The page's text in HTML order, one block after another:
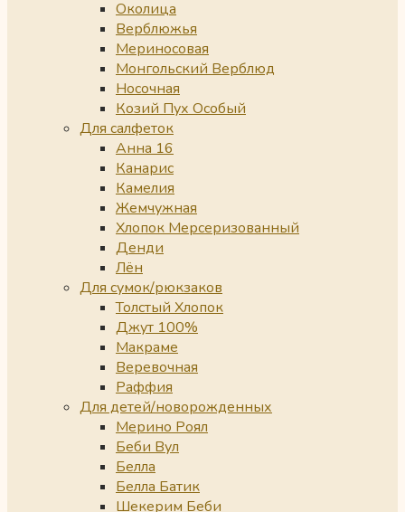
Околица
Верблюжья
Мериносовая
Монгольский Верблюд
Носочная
Козий Пух Особый
Для салфеток
Анна 16
Канарис
Камелия
Жемчужная
Хлопок Мерсеризованный
Денди
Лён
Для сумок/рюкзаков
Толстый Хлопок
Джут 100%
Макраме
Веревочная
Раффия
Для детей/новорожденных
Мерино Роял
Беби Вул
Белла
Белла Батик
Шекерим Беби